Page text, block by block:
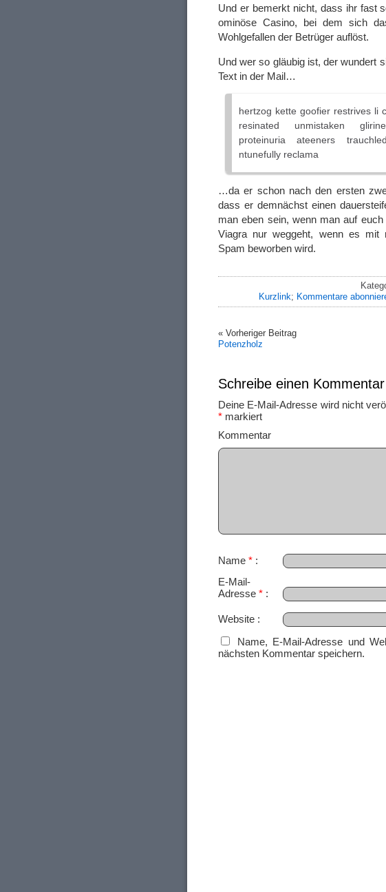
Und er bemerkt nicht, dass ihr fast
ominöse Casino, bei dem sich
Wohlgefallen der Betrüger auflöst.
Und wer so gläubig ist, der wundert
Text in der Mail…
hertzog kette goofier restrives li
resinated unmistaken
proteinuria ateeners
ntunefully reclama
…da er schon nach den ersten
dass er demnächst einen
man eben sein, wenn man auf
Viagra nur weggeht, wenn es mit
Spam beworben wird.
Kurzlink; Kommentare
« Vorheriger Beitrag
Potenzholz
Schreibe einen Kommentar
Deine E-Mail-Adresse wird nicht
* markiert
Name *
E-Mail-
Adresse *
Website
Name, E-Mail-Adresse und
nächsten Kommentar speichern.